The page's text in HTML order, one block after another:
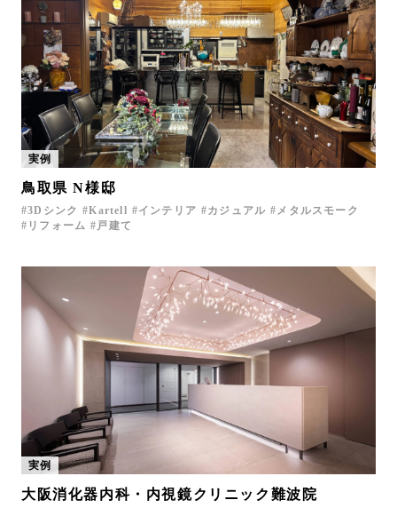
実例
鳥取県 N様邸
3Dシンク Kartell インテリア カジュアル
メタルスモーク
リフォーム
戸建て
実例
大阪消化器内科・内視鏡クリニック難波院